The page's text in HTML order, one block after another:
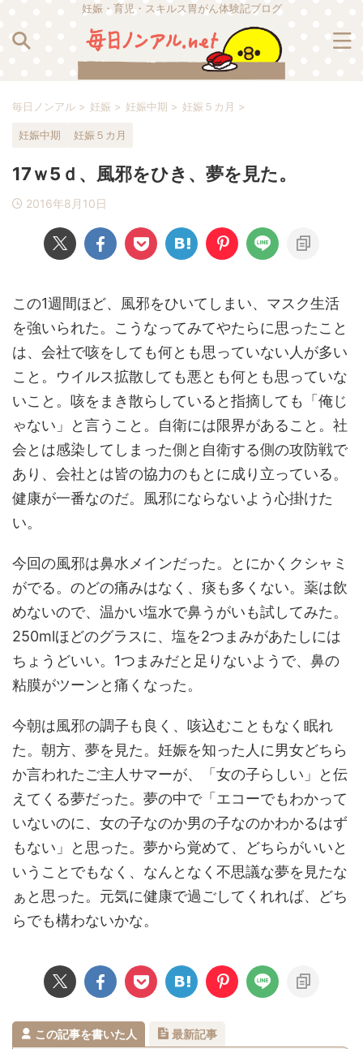
妊娠・育児・スキルス胃がん体験記ブログ
毎日ノンアル > 妊娠 > 妊娠中期 > 妊娠５カ月 >
妊娠中期 妊娠５カ月
17ｗ5ｄ、風邪をひき、夢を見た。
2016年8月10日
この1週間ほど、風邪をひいてしまい、マスク生活
を強いられた。こうなってみてやたらに思ったこと
は、会社で咳をしても何とも思っていない人が多い
こと。ウイルス拡散しても悪とも何とも思っていな
いこと。咳をまき散らしていると指摘しても「俺じ
ゃない」と言うこと。自衛には限界があること。社
会とは感染してしまった側と自衛する側の攻防戦で
あり、会社とは皆の協力のもとに成り立っている。
健康が一番なのだ。風邪にならないよう心掛けた
い。
今回の風邪は鼻水メインだった。とにかくクシャミ
がでる。のどの痛みはなく、痰も多くない。薬は飲
めないので、温かい塩水で鼻うがいも試してみた。
250mlほどのグラスに、塩を2つまみがあたしには
ちょうどいい。1つまみだと足りないようで、鼻の
粘膜がツーンと痛くなった。
今朝は風邪の調子も良く、咳込むこともなく眠れ
た。朝方、夢を見た。妊娠を知った人に男女どちら
か言われたご主人サマーが、「女の子らしい」と伝
えてくる夢だった。夢の中で「エコーでもわかって
いないのに、女の子なのか男の子なのかわかるはず
もない」と思った。夢から覚めて、どちらがいいと
いうことでもなく、なんとなく不思議な夢を見たな
ぁと思った。元気に健康で過ごしてくれれば、どち
らでも構わないかな。
この記事を書いた人 最新記事